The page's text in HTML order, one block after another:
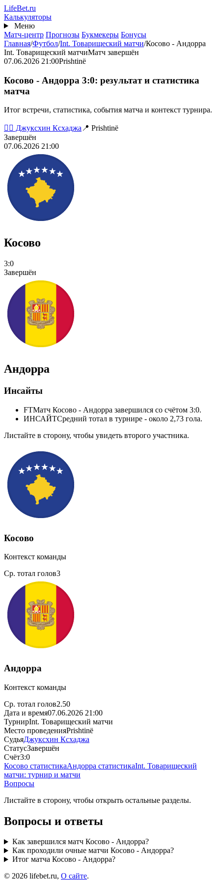
Перейти
к
основному
содержанию
LifeBet.ru
Калькуляторы
Меню
Матч-центр Прогнозы Букмекеры Бонусы
Главная/Футбол/Int. Товарищеский матчи/Косово - Андорра
Int. Товарищеский матчиМатч завершён
07.06.2026 21:00Prishtinë
Косово - Андорра 3:0: результат и статистика
матча
Итог встречи, статистика, события матча и контекст турнира.
👨‍⚖️ Джуксхин Ксхаджа📍 Prishtinë
Завершён
07.06.2026 21:00
Косово
3:0
Завершён
Андорра
Инсайты
FTМатч Косово - Андорра завершился со счётом 3:0.
ИНСАЙТСредний тотал в турнире - около 2,73 гола.
Листайте в сторону, чтобы увидеть второго участника.
Косово
Контекст команды
Ср. тотал голов3
Андорра
Контекст команды
Ср. тотал голов2.50
Дата и время07.06.2026 21:00
ТурнирInt. Товарищеский матчи
Место проведенияPrishtinë
СудьяДжуксхин Ксхаджа
СтатусЗавершён
Счёт3:0
Косово статистикаАндорра статистикаInt. Товарищеский
матчи: турнир и матчи
Вопросы
Листайте в сторону, чтобы открыть остальные разделы.
Вопросы и ответы
Как завершился матч Косово - Андорра?
Как проходили очные матчи Косово - Андорра?
Итог матча Косово - Андорра?
© 2026 lifebet.ru, О сайте.